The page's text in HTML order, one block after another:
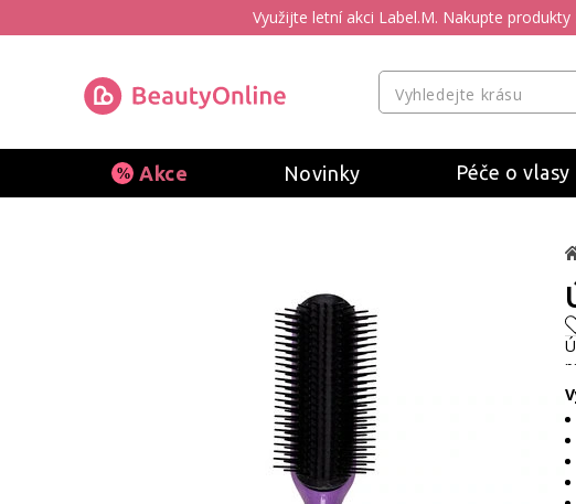
Využijte letní akci Label.M. Nakupte
Akce Novinky Péče o vlasy